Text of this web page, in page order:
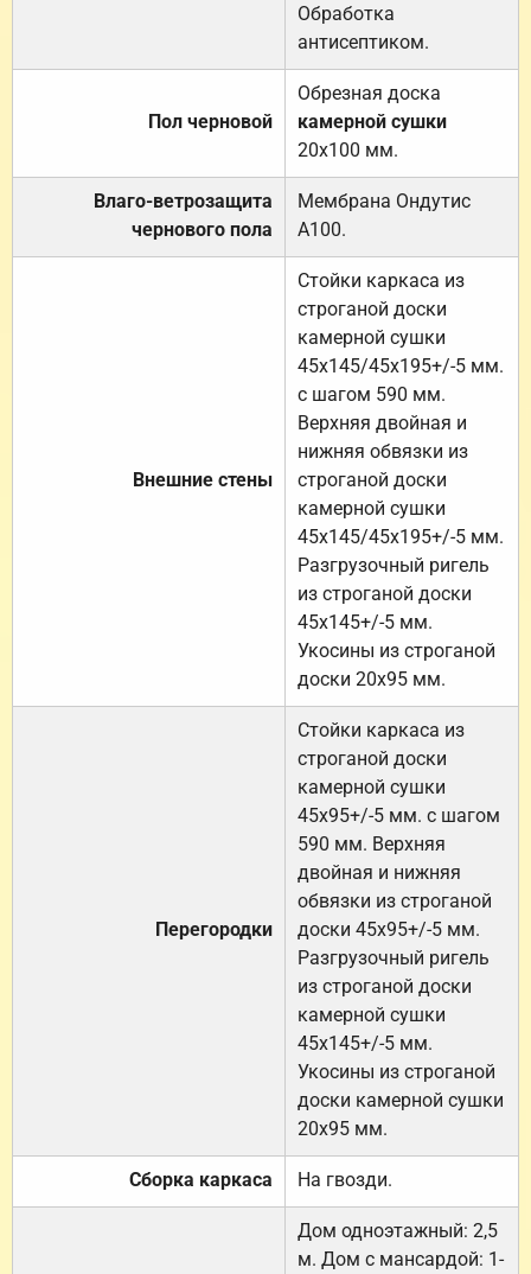
Обработка
антисептиком.
Пол черновой
Обрезная доска
камерной сушки
20х100 мм.
Влаго-ветрозащита
чернового пола
Мембрана Ондутис
А100.
Внешние стены
Стойки каркаса из
строганой доски
камерной сушки
45х145/45х195+/-5 мм.
с шагом 590 мм.
Верхняя двойная и
нижняя обвязки из
строганой доски
камерной сушки
45х145/45х195+/-5 мм.
Разгрузочный ригель
из строганой доски
45х145+/-5 мм.
Укосины из строганой
доски 20х95 мм.
Перегородки
Стойки каркаса из
строганой доски
камерной сушки
45х95+/-5 мм. с шагом
590 мм. Верхняя
двойная и нижняя
обвязки из строганой
доски 45х95+/-5 мм.
Разгрузочный ригель
из строганой доски
камерной сушки
45х145+/-5 мм.
Укосины из строганой
доски камерной сушки
20х95 мм.
Сборка каркаса На гвозди.
Дом одноэтажный: 2,5
м. Дом с мансардой: 1-